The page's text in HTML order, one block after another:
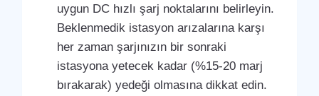
uygun DC hızlı şarj noktalarını belirleyin.
Beklenmedik istasyon arızalarına karşı
her zaman şarjınızın bir sonraki
istasyona yetecek kadar (%15-20 marj
bırakarak) yedeği olmasına dikkat edin.